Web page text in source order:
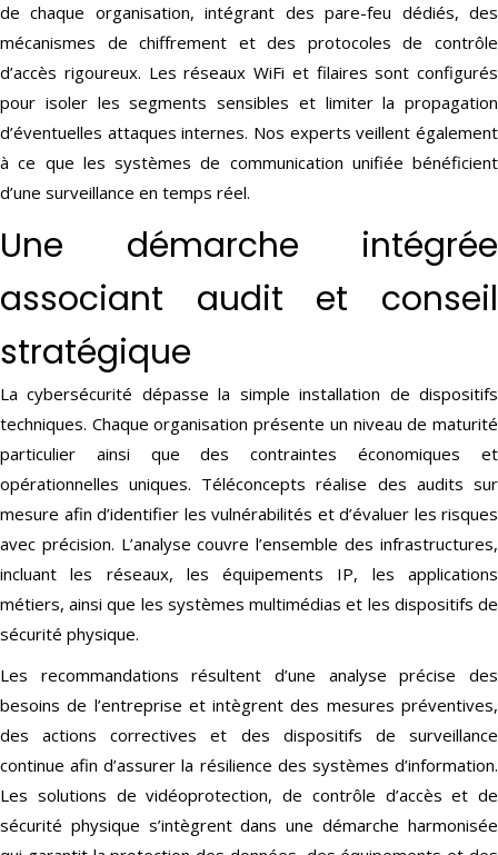
de chaque organisation, intégrant des pare-feu dédiés, des
mécanismes de chiffrement et des protocoles de contrôle
d’accès rigoureux. Les réseaux WiFi et filaires sont configurés
pour isoler les segments sensibles et limiter la propagation
d’éventuelles attaques internes. Nos experts veillent également
à ce que les systèmes de communication unifiée bénéficient
d’une surveillance en temps réel.
Une démarche intégrée
associant audit et conseil
stratégique
La cybersécurité dépasse la simple installation de dispositifs
techniques. Chaque organisation présente un niveau de maturité
particulier ainsi que des contraintes économiques et
opérationnelles uniques. Téléconcepts réalise des audits sur
mesure afin d’identifier les vulnérabilités et d’évaluer les risques
avec précision. L’analyse couvre l’ensemble des infrastructures,
incluant les réseaux, les équipements IP, les applications
métiers, ainsi que les systèmes multimédias et les dispositifs de
sécurité physique.
Les recommandations résultent d’une analyse précise des
besoins de l’entreprise et intègrent des mesures préventives,
des actions correctives et des dispositifs de surveillance
continue afin d’assurer la résilience des systèmes d’information.
Les solutions de vidéoprotection, de contrôle d’accès et de
sécurité physique s’intègrent dans une démarche harmonisée